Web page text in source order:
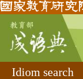
Idiom search